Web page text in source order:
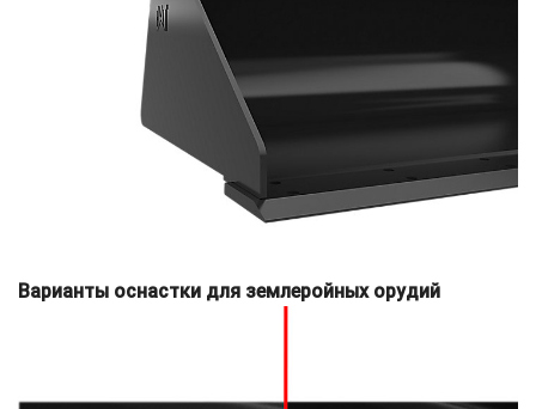
Варианты оснастки для землеройных орудий